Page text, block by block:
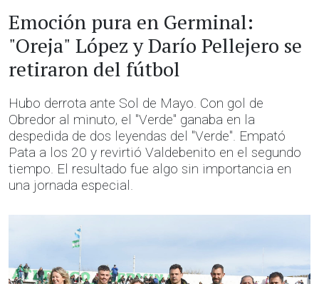
Emoción pura en Germinal:
"Oreja" López y Darío Pellejero se
retiraron del fútbol
Hubo derrota ante Sol de Mayo. Con gol de
Obredor al minuto, el "Verde" ganaba en la
despedida de dos leyendas del "Verde". Empató
Pata a los 20 y revirtió Valdebenito en el segundo
tiempo. El resultado fue algo sin importancia en
una jornada especial.